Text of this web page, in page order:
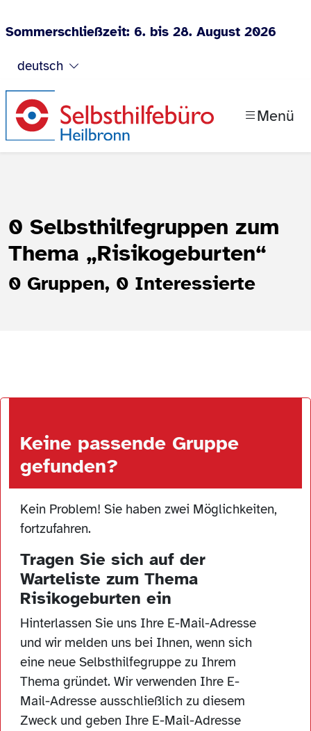
Zum Inhalt springen
Sommerschließzeit: 6. bis 28. August 2026
deutsch
Menü
0 Selbsthilfegruppen zum
Thema „Risikogeburten“
0 Gruppen, 0 Interessierte
Keine passende Gruppe
gefunden?
Kein Problem! Sie haben zwei Möglichkeiten,
fortzufahren.
Tragen Sie sich auf der
Warteliste zum Thema
Risikogeburten ein
Hinterlassen Sie uns Ihre E-Mail-Adresse
und wir melden uns bei Ihnen, wenn sich
eine neue Selbsthilfegruppe zu Ihrem
Thema gründet. Wir verwenden Ihre E-
Mail-Adresse ausschließlich zu diesem
Zweck und geben Ihre E-Mail-Adresse